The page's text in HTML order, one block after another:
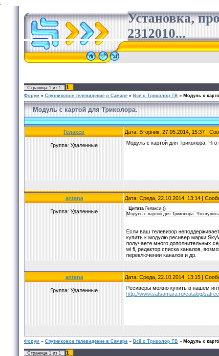
Установка,
2312010...
Страница 1 из 1 1
Форум » Спутниковое телевидение в Самаре » Всё о Триколор ТВ » Модуль с
Модуль с картой для Триколора.
Гелакси Дата: Вторник, 27.05.2014, 15:37 |
Группа: Удаленные Модуль с картой для Триколора. Что
antena Дата: Среда, 22.10.2014, 13:14 |
Группа: Удаленные Цитата Гелакси ()
Модуль с картой для Триколора. Что
Если ваш телевизор
купить к модулю ресивер марки
получаете много дополнительных
wi fi, редактор списка каналов,
переключении каналов и др.
antena Дата: Среда, 22.10.2014, 13:15 |
Группа: Удаленные
Ресиверы можно купить в нашем
http://www.satsamara.ru/catalog/
Форум » Спутниковое телевидение в Самаре » Всё о Триколор ТВ » Модуль с
Страница 1 из 1 1